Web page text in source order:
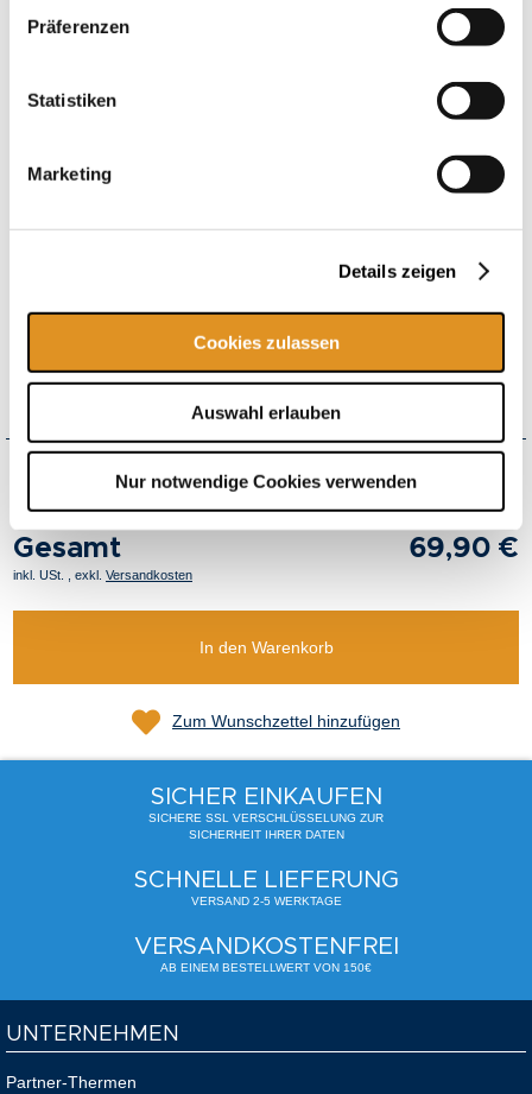
Präferenzen
Statistiken
Marketing
Details zeigen
Cookies zulassen
Auswahl erlauben
Nur notwendige Cookies verwenden
Gutscheinmotiv
Gesamt 69,90 €
inkl. USt. exkl. Versandkosten
In den Warenkorb
Zum Wunschzettel hinzufügen
SICHER EINKAUFEN
SICHERE SSL VERSCHLÜSSELUNG ZUR
SICHERHEIT IHRER DATEN
SCHNELLE LIEFERUNG
VERSAND 2-5 WERKTAGE
VERSANDKOSTENFREI
AB EINEM BESTELLWERT VON 150€
UNTERNEHMEN
Partner-Thermen